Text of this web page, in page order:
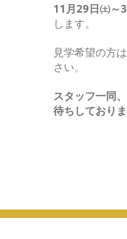
11月29日㈯～
します。
見学希望の方
さい。
スタッフ一同
待ちしておりま